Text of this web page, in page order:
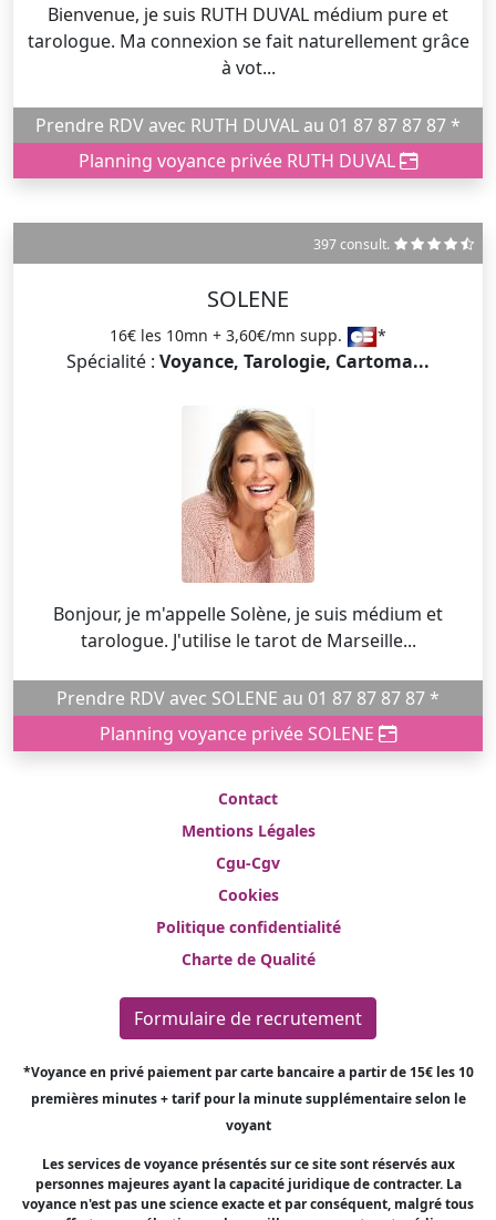
Bienvenue, je suis RUTH DUVAL médium pure et
tarologue. Ma connexion se fait naturellement grâce
à vot...
Prendre RDV avec RUTH DUVAL au 01 87 87 87 87 *
Planning voyance privée RUTH DUVAL
397 consult.
SOLENE
16€ les 10mn + 3,60€/mn supp. *
Spécialité : Voyance, Tarologie, Cartoma...
Bonjour, je m'appelle Solène, je suis médium et
tarologue. J'utilise le tarot de Marseille...
Prendre RDV avec SOLENE au 01 87 87 87 87 *
Planning voyance privée SOLENE
Contact
Mentions Légales
Cgu-Cgv
Cookies
Politique confidentialité
Charte de Qualité
Formulaire de recrutement
*Voyance en privé paiement par carte bancaire a partir de 15€ les 10
premières minutes + tarif pour la minute supplémentaire selon le
voyant
Les services de voyance présentés sur ce site sont réservés aux
personnes majeures ayant la capacité juridique de contracter. La
voyance n'est pas une science exacte et par conséquent, malgré tous